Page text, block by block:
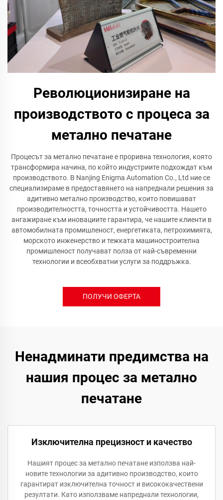
Революционизиране на
производството с процеса за
метално печатане
Процесът за метално печатане е проривна технология, която
трансформира начина, по който индустриите подхождат към
производството. В Nanjing Enigma Automation Co., Ltd ние се
специализираме в предоставянето на напреднали решения за
адитивно метално производство, които повишават
производителността, точността и устойчивостта. Нашето
ангажиране към иновациите гарантира, че нашите клиенти в
автомобилната промишленост, енергетиката, петрохимията,
морското инженерство и тежката машиностроителна
промишленост получават полза от най-съвременни
технологии и всеобхватни услуги за поддръжка.
ПОЛУЧИ ОФЕРТА
Ненадминати предимства на
нашия процес за метално
печатане
Изключителна прецизност и качество
Нашият процес за метално печатане използва най-
новите технологии за адитивно производство, които
гарантират изключителна точност и висококачествени
резултати. Като използваме напреднали технологии,